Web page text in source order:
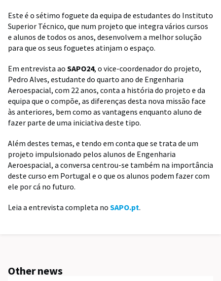
Este é o sétimo foguete da equipa de estudantes do Instituto
Superior Técnico, que num projeto que integra vários cursos
e alunos de todos os anos, desenvolvem a melhor solução
para que os seus foguetes atinjam o espaço.
Em entrevista ao SAPO24, o vice-coordenador do projeto,
Pedro Alves, estudante do quarto ano de Engenharia
Aeroespacial, com 22 anos, conta a história do projeto e da
equipa que o compõe, as diferenças desta nova missão face
às anteriores, bem como as vantagens enquanto aluno de
fazer parte de uma iniciativa deste tipo.
Além destes temas, e tendo em conta que se trata de um
projeto impulsionado pelos alunos de Engenharia
Aeroespacial, a conversa centrou-se também na importância
deste curso em Portugal e o que os alunos podem fazer com
ele por cá no futuro.
Leia a entrevista completa no SAPO.pt.
Other news